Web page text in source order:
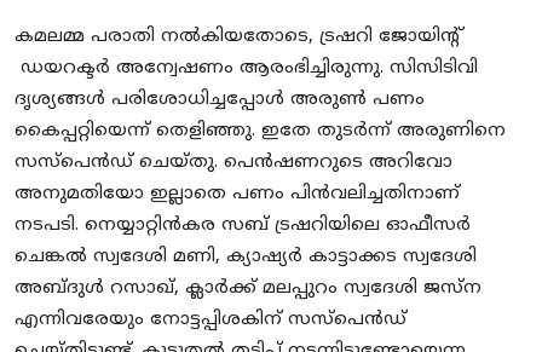
കമലമ്മ പരാതി നൽകിയതോടെ, ട്രഷറി ജോയിന്‍റ്
ഡയറക്ടർ അന്വേഷണം ആരംഭിച്ചിരുന്നു. സിസിടിവി
ദൃശ്യങ്ങൾ പരിശോധിച്ചപ്പോൾ അരുൺ പണം
കൈപ്പറ്റിയെന്ന് തെളിഞ്ഞു. ഇതേ തുടർന്ന് അരുണിനെ
സസ്പെൻഡ് ചെയ്തു. പെൻഷണറുടെ അറിവോ
അനുമതിയോ ഇല്ലാതെ പണം പിൻവലിച്ചതിനാണ്
നടപടി. നെയ്യാറ്റിൻകര സബ് ട്രഷറിയിലെ ഓഫീസർ
ചെങ്കൽ സ്വദേശി മണി, ക്യാഷ്യർ കാട്ടാക്കട സ്വദേശി
അബ്ദുൾ റസാഖ്, ക്ലാർക്ക് മലപ്പുറം സ്വദേശി ജസ്‍ന
എന്നിവരേയും നോട്ടപ്പിശകിന് സസ്പെൻ‍ഡ്